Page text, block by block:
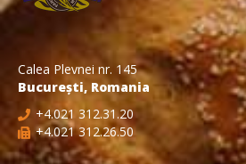
Calea Plevnei nr. 145
București, Romania
+4.021 312.31.20
+4.021 312.26.50